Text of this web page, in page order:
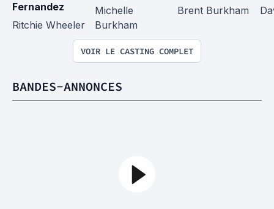
Fernandez
Ritchie Wheeler
Michelle
Burkham
Brent Burkham
VOIR LE CASTING COMPLET
BANDES-ANNONCES